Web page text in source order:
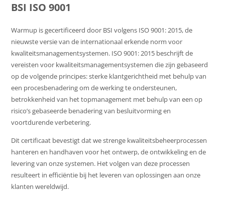
BSI ISO 9001
Warmup is gecertificeerd door BSI volgens ISO 9001: 2015, de
nieuwste versie van de internationaal erkende norm voor
kwaliteitsmanagementsystemen. ISO 9001: 2015 beschrijft de
vereisten voor kwaliteitsmanagementsystemen die zijn gebaseerd
op de volgende principes: sterke klantgerichtheid met behulp van
een procesbenadering om de werking te ondersteunen,
betrokkenheid van het topmanagement met behulp van een op
risico’s gebaseerde benadering van besluitvorming en
voortdurende verbetering.
Dit certificaat bevestigt dat we strenge kwaliteitsbeheerprocessen
hanteren en handhaven voor het ontwerp, de ontwikkeling en de
levering van onze systemen. Het volgen van deze processen
resulteert in efficiëntie bij het leveren van oplossingen aan onze
klanten wereldwijd.